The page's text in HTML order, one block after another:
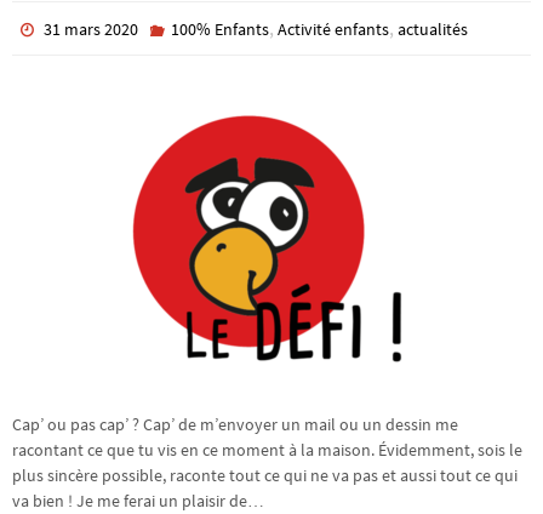
31 mars 2020 100% Enfants, Activité enfants, actualités
Cap’ ou pas cap’ ? Cap’ de m’envoyer un mail ou un dessin me
racontant ce que tu vis en ce moment à la maison. Évidemment, sois le
plus sincère possible, raconte tout ce qui ne va pas et aussi tout ce qui
va bien ! Je me ferai un plaisir de…